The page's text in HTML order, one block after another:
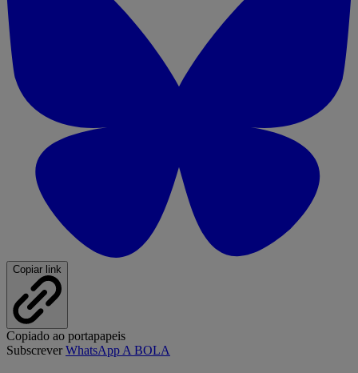
Copiar link
Copiado ao portapapeis
SubscreverWhatsApp A BOLA